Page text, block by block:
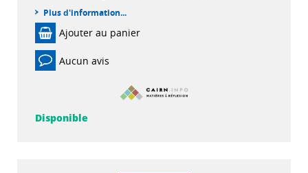
Plus d'information...
Ajouter au panier
Aucun avis
Disponible